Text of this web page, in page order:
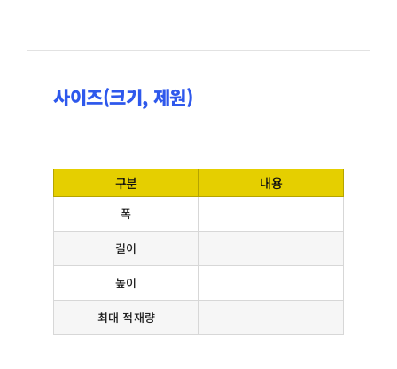
사이즈(크기, 제원)
구분 내용
폭
길이
높이
최대 적재량